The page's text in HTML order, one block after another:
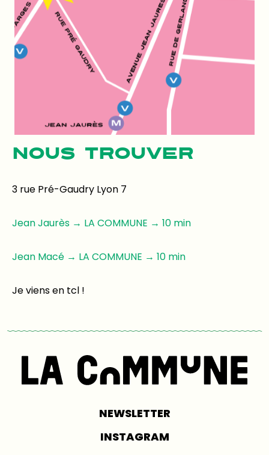
NOUS TROUVER
3 rue Pré-Gaudry Lyon 7
Jean Jaurès → LA COMMUNE → 10 min
Jean Macé → LA COMMUNE → 10 min
Je viens en tcl !
NEWSLETTER
INSTAGRAM